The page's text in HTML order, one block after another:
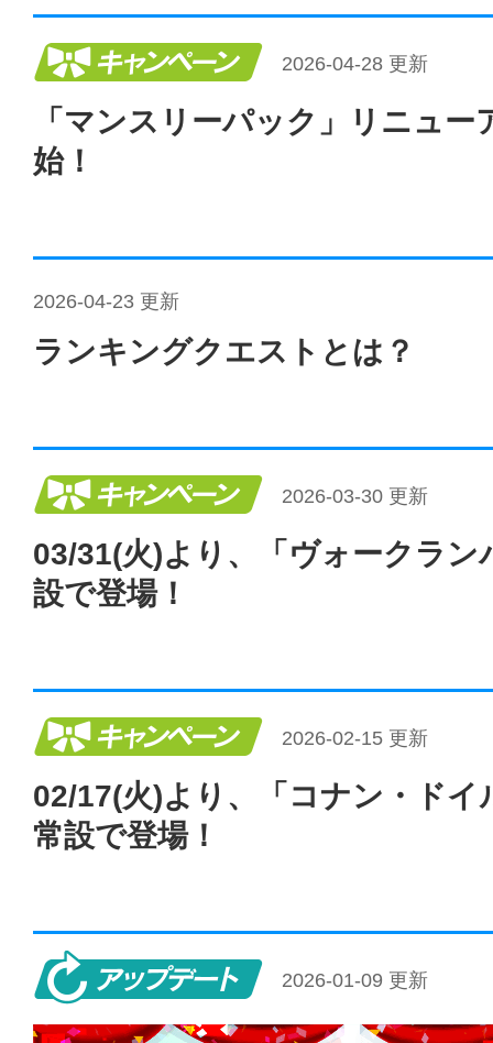
キャンペーン
2026-04-28 更新
「マンスリーパック」リニュー
始！
2026-04-23 更新
ランキングクエストとは？
キャンペーン
2026-03-30 更新
03/31(火)より、「ヴォークラン
設で登場！
キャンペーン
2026-02-15 更新
02/17(火)より、「コナン・ドイ
常設で登場！
アップデート
2026-01-09 更新